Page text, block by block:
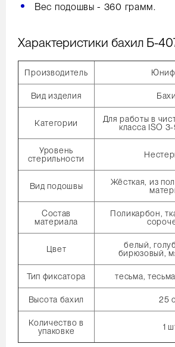
Вес подошвы - 360 грамм.
Характеристики бахил Б-
Производитель
Вид изделия
Категории
Для работы в
класса ISO
Уровень
стерильности
Вид подошвы
Жёсткая, из
Состав
материала
Поликарбон,
Цвет
белый,
бирюзовый,
Тип фиксатора тесьма,
Высота бахил 25
Количество в
упаковке
1